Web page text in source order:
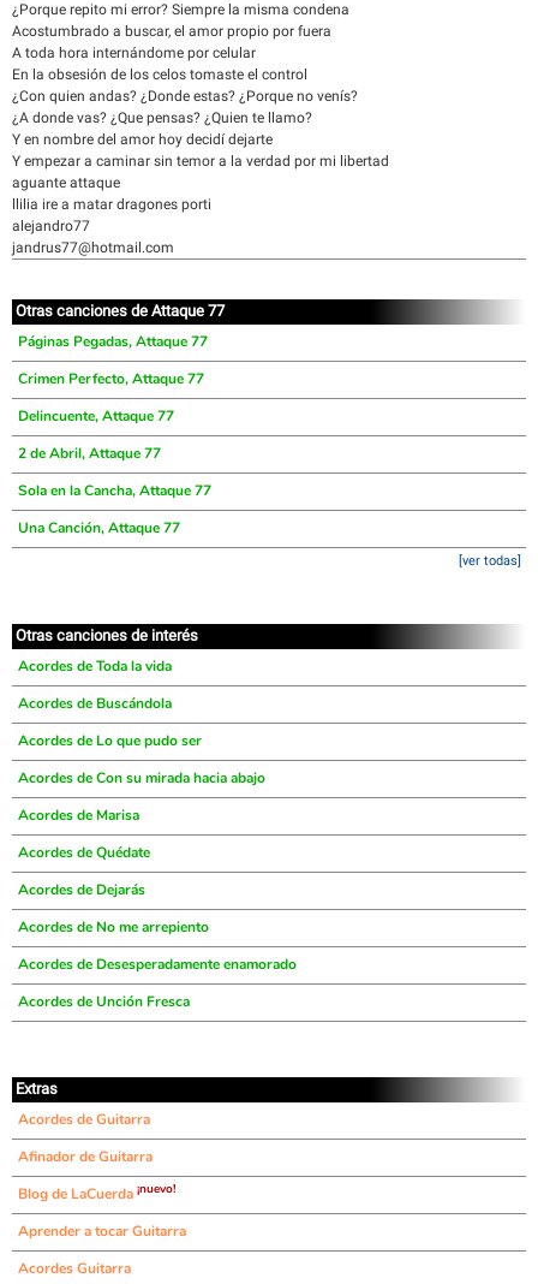
¿Porque repito mi error? Siempre la misma condena
Acostumbrado a buscar, el amor propio por fuera
A toda hora internándome por celular
En la obsesión de los celos tomaste el control
¿Con quien andas? ¿Donde estas? ¿Porque no venís?
¿A donde vas? ¿Que pensas? ¿Quien te llamo?
Y en nombre del amor hoy decidí dejarte
Y empezar a caminar sin temor a la verdad por mi libertad
aguante attaque
llilia ire a matar dragones porti
alejandro77
jandrus77@hotmail.com
Otras canciones de Attaque 77
Páginas Pegadas, Attaque 77
Crimen Perfecto, Attaque 77
Delincuente, Attaque 77
2 de Abril, Attaque 77
Sola en la Cancha, Attaque 77
Una Canción, Attaque 77
[ver todas]
Otras canciones de interés
Acordes de Toda la vida
Acordes de Buscándola
Acordes de Lo que pudo ser
Acordes de Con su mirada hacia abajo
Acordes de Marisa
Acordes de Quédate
Acordes de Dejarás
Acordes de No me arrepiento
Acordes de Desesperadamente enamorado
Acordes de Unción Fresca
Extras
Acordes de Guitarra
Afinador de Guitarra
Blog de LaCuerda ¡nuevo!
Aprender a tocar Guitarra
Acordes Guitarra